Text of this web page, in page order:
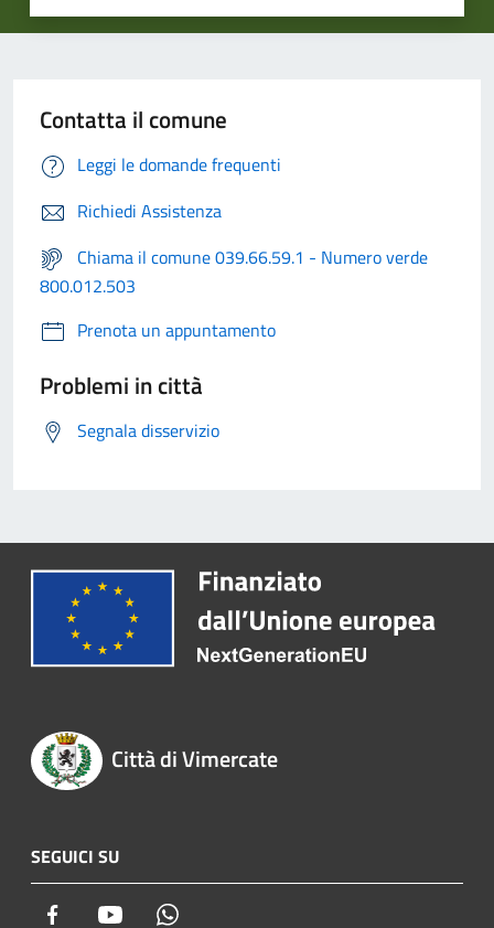
Contatta il comune
Leggi le domande frequenti
Richiedi Assistenza
Chiama il comune 039.66.59.1 - Numero verde
800.012.503
Prenota un appuntamento
Problemi in città
Segnala disservizio
Città di Vimercate
SEGUICI SU
Facebook Youtube